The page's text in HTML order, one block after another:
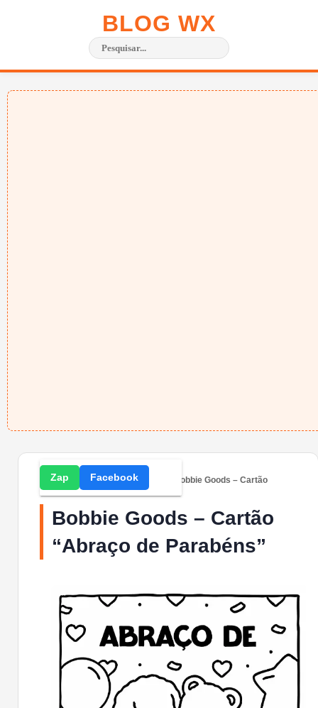
BLOG WX
Home » Desenhos para Colorir » Bobbie Goods – Cartão
“Abraço de Parabéns”
Bobbie Goods – Cartão
“Abraço de Parabéns”
Zap Facebook